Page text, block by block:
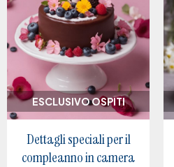
ESCLUSIVO OSPITI
Dettagli speciali per il
compleanno in camera